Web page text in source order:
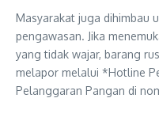
Masyarakat juga dihimbau
pengawasan. Jika
yang tidak wajar, barang
melapor melalui *Hotline
Pelanggaran Pangan di